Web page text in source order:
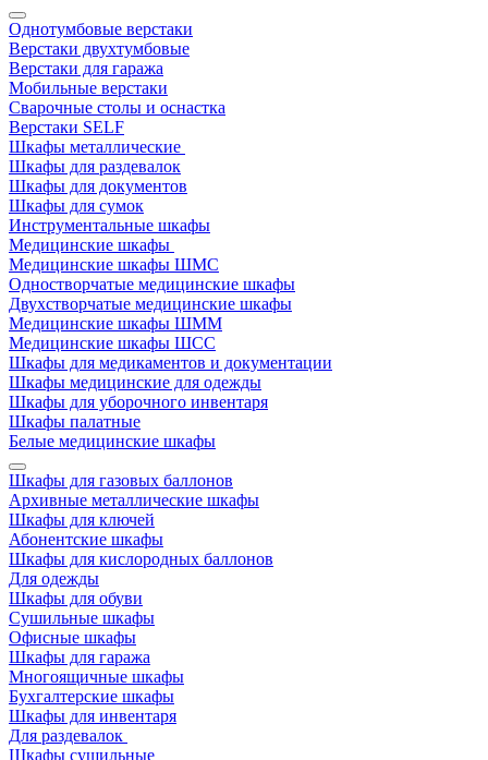
Однотумбовые верстаки
Верстаки двухтумбовые
Верстаки для гаража
Мобильные верстаки
Сварочные столы и оснастка
Верстаки SELF
Шкафы металлические
Шкафы для раздевалок
Шкафы для документов
Шкафы для сумок
Инструментальные шкафы
Медицинские шкафы
Медицинские шкафы ШМС
Одностворчатые медицинские шкафы
Двухстворчатые медицинские шкафы
Медицинские шкафы ШММ
Медицинские шкафы ШСС
Шкафы для медикаментов и документации
Шкафы медицинские для одежды
Шкафы для уборочного инвентаря
Шкафы палатные
Белые медицинские шкафы
Шкафы для газовых баллонов
Архивные металлические шкафы
Шкафы для ключей
Абонентские шкафы
Шкафы для кислородных баллонов
Для одежды
Шкафы для обуви
Сушильные шкафы
Офисные шкафы
Шкафы для гаража
Многоящичные шкафы
Бухгалтерские шкафы
Шкафы для инвентаря
Для раздевалок
Шкафы сушильные